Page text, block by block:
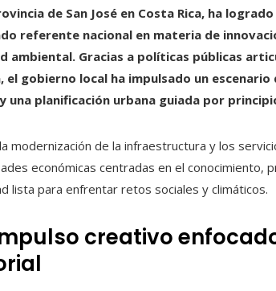
de San José en Costa Rica, ha
referente nacional en materia de
ambiental. Gracias a políticas públicas
el gobierno local ha impulsado un
una planificación urbana guiada por
modernización de la infraestructura y los
económicas centradas en el conocimiento,
lista para enfrentar retos sociales y climáticos.
creativo